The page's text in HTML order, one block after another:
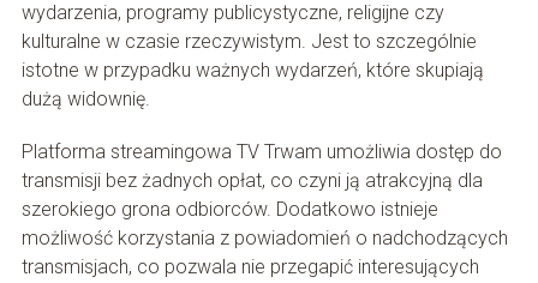
wydarzenia, programy publicystyczne, religijne czy
kulturalne w czasie rzeczywistym. Jest to szczególnie
istotne w przypadku ważnych wydarzeń, które skupiają
dużą widownię.
Platforma streamingowa TV Trwam umożliwia dostęp do
transmisji bez żadnych opłat, co czyni ją atrakcyjną dla
szerokiego grona odbiorców. Dodatkowo istnieje
możliwość korzystania z powiadomień o nadchodzących
transmisjach, co pozwala nie przegapić interesujących